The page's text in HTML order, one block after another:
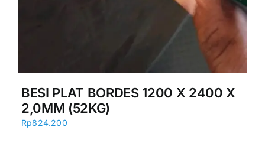
BESI PLAT BORDES 1200 X 2400 X
2,0MM (52KG)
Rp824.200